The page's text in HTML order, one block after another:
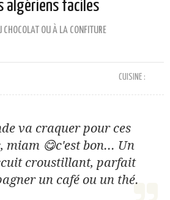
algériens faciles
CHOCOLAT OU À LA CONFITURE
CUISINE :
va craquer pour ces
miam 😋c'est bon... Un
croustillant, parfait
un café ou un thé.